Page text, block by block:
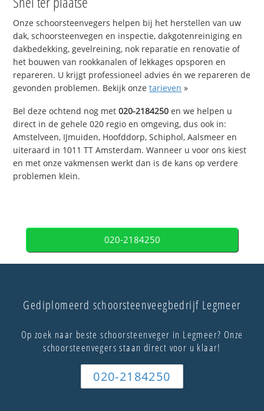
Onze schoorsteenvegers helpen bij het herstellen van uw
dak, schoorsteenvegen en inspectie, dakgotenreiniging en
dakbedekking, gevelreining, nok reparatie en renovatie of
het bouwen van rookkanalen of lekkages opsporen en
repareren. U krijgt professioneel advies én we repareren de
gevonden problemen. Bekijk onzetarieven »
Bel deze ochtend nog met020-2184250 en we helpen u
direct in de gehele 020 regio en omgeving, dus ook in:
Amstelveen, IJmuiden, Hoofddorp, Schiphol, Aalsmeer en
uiteraard in 1011 TT Amsterdam. Wanneer u voor ons kiest
en met onze vakmensen werkt dan is de kans op verdere
problemen klein.
020-2184250
Gediplomeerd schoorsteenveegbedrijf Legmeer
Op zoek naar beste schoorsteenveger in Legmeer? Onze
schoorsteenvegers staan direct voor u klaar!
020-2184250